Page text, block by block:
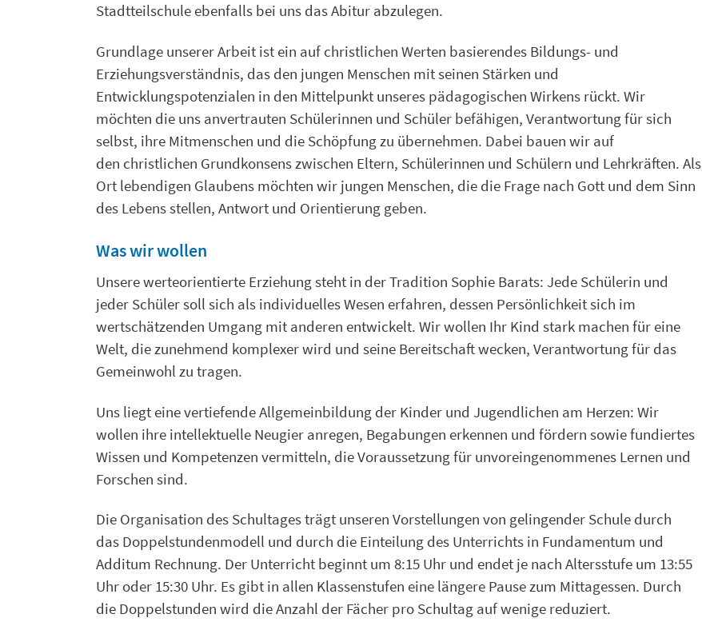
Stadtteilschule ebenfalls bei uns das Abitur abzulegen.
Grundlage unserer Arbeit ist ein auf christlichen Werten basierendes Bildungs- und
Erziehungsverständnis, das den jungen Menschen mit seinen Stärken und
Entwicklungspotenzialen in den Mittelpunkt unseres pädagogischen Wirkens rückt. Wir
möchten die uns anvertrauten Schülerinnen und Schüler befähigen, Verantwortung für sich
selbst, ihre Mitmenschen und die Schöpfung zu übernehmen. Dabei bauen wir auf
den christlichen Grundkonsens zwischen Eltern, Schülerinnen und Schülern und Lehrkräften. Als
Ort lebendigen Glaubens möchten wir jungen Menschen, die die Frage nach Gott und dem Sinn
des Lebens stellen, Antwort und Orientierung geben.
Was wir wollen
Unsere werteorientierte Erziehung steht in der Tradition Sophie Barats: Jede Schülerin und
jeder Schüler soll sich als individuelles Wesen erfahren, dessen Persönlichkeit sich im
wertschätzenden Umgang mit anderen entwickelt. Wir wollen Ihr Kind stark machen für eine
Welt, die zunehmend komplexer wird und seine Bereitschaft wecken, Verantwortung für das
Gemeinwohl zu tragen.
Uns liegt eine vertiefende Allgemeinbildung der Kinder und Jugendlichen am Herzen: Wir
wollen ihre intellektuelle Neugier anregen, Begabungen erkennen und fördern sowie fundiertes
Wissen und Kompetenzen vermitteln, die Voraussetzung für unvoreingenommenes Lernen und
Forschen sind.
Die Organisation des Schultages trägt unseren Vorstellungen von gelingender Schule durch
das Doppelstundenmodell und durch die Einteilung des Unterrichts in Fundamentum und
Additum Rechnung. Der Unterricht beginnt um 8:15 Uhr und endet je nach Altersstufe um 13:55
Uhr oder 15:30 Uhr. Es gibt in allen Klassenstufen eine längere Pause zum Mittagessen. Durch
die Doppelstunden wird die Anzahl der Fächer pro Schultag auf wenige reduziert.